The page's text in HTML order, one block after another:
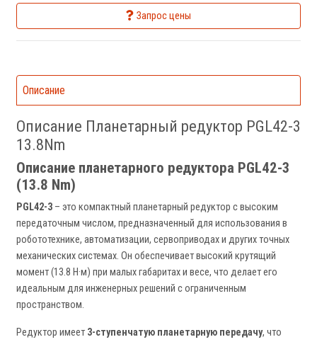
Запрос цены
Описание
Описание Планетарный редуктор PGL42-3
13.8Nm
Описание планетарного редуктора PGL42-3
(13.8 Nm)
PGL42-3 – это компактный планетарный редуктор с высоким
передаточным числом, предназначенный для использования в
робототехнике, автоматизации, сервоприводах и других точных
механических системах. Он обеспечивает высокий крутящий
момент (13.8 Н·м) при малых габаритах и весе, что делает его
идеальным для инженерных решений с ограниченным
пространством.
Редуктор имеет 3-ступенчатую планетарную передачу, что